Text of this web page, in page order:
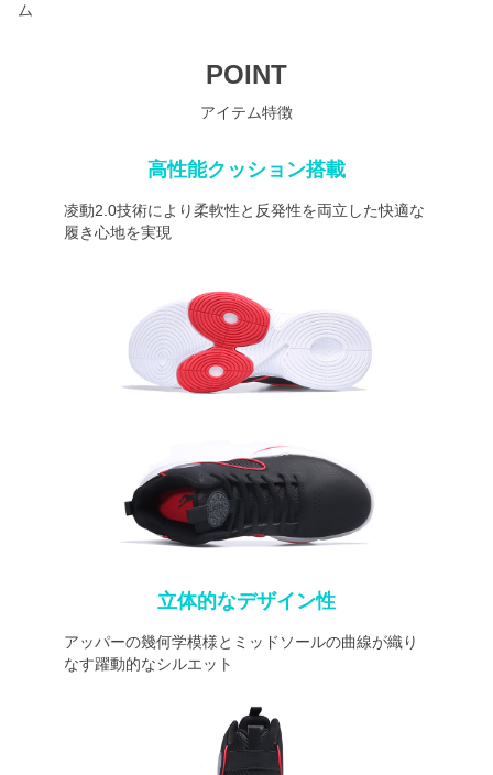
ム
POINT
アイテム特徴
高性能クッション搭載
凌動2.0技術により柔軟性と反発性を両立した快適な
履き心地を実現
立体的なデザイン性
アッパーの幾何学模様とミッドソールの曲線が織り
なす躍動的なシルエット